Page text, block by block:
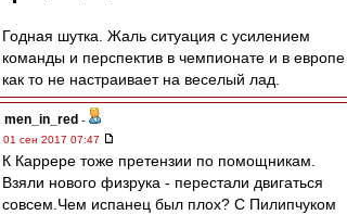
Годная шутка. Жаль ситуация с усилением
команды и перспектив в чемпионате и в европе
как то не настраивает на веселый лад.
men_in_red -
01 сен 2017 07:47
К Каррере тоже претензии по помощникам.
Взяли нового физрука - перестали двигаться
совсем.Чем испанец был плох? С Пилипчуком